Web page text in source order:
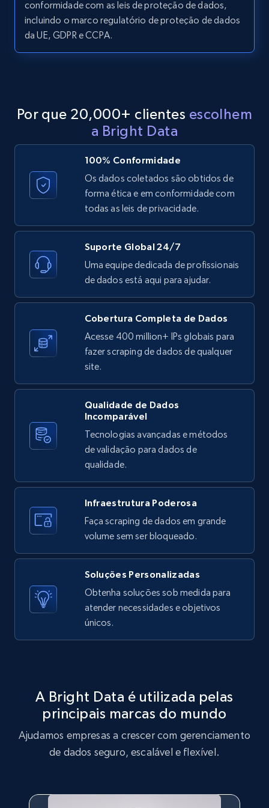
LinkedIn posts - Discover posts by Profile
URL
URL, ID, User id, Use url, Title, Headline, Post
LinkedIn posts - Discover new posts
company URL
URL, ID, User id, Use url, Title, Headline, Post
text, Date posted, and more.
X (formerly Twitter) - Posts
ID, User posted, Name, Description, Date
posted, Photos, URL, Quoted post, and more.
X (formerly Twitter) - Posts - Collecting
Twitter posts URLs
ID, User posted, Name, Description, Date
posted, Photos, URL, Quoted post, and more.
1.2K+ Comece grátis
X (formerly Twitter) - Posts - Getting x
posts by array of profiles
ID, User posted, Name, Description, Date
posted, Photos, URL, Quoted post, and more.
10.3K+ 1.2K+ Comece grátis
TikTok - Profiles
Account id, Nickname, Biography, Awg
engagement rate, Comment engagement rate,
Like engagement rate, Bio link, Predicted lang,
and more.
conformidade com as leis de proteção de dados,
incluindo o marco regulatório de proteção de dados
da UE, GDPR e CCPA.
Por que 20,000+ clientes escolhem
a Bright Data
100% Conformidade
Os dados coletados são obtidos de
forma ética e em conformidade com
todas as leis de privacidade.
Suporte Global 24/7
Uma equipe dedicada de profissionais
de dados está aqui para ajudar.
Cobertura Completa de Dados
Acesse 400 million+ IPs globais para
fazer scraping de dados de qualquer
site.
Qualidade de Dados
Incomparável
Tecnologias avançadas e métodos
de validação para dados de
qualidade.
Infraestrutura Poderosa
Faça scraping de dados em grande
volume sem ser bloqueado.
Soluções Personalizadas
Obtenha soluções sob medida para
atender necessidades e objetivos
únicos.
A Bright Data é utilizada pelas
principais marcas do mundo
Ajudamos empresas a crescer com gerenciamento
de dados seguro, escalável e flexível.